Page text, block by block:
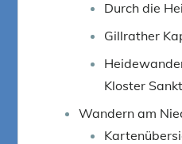
Durch die
Gillrather
Kloster
Wandern am